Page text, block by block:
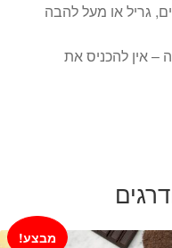
גריל או מעל להבה
– אין להכניס את
מבצע!